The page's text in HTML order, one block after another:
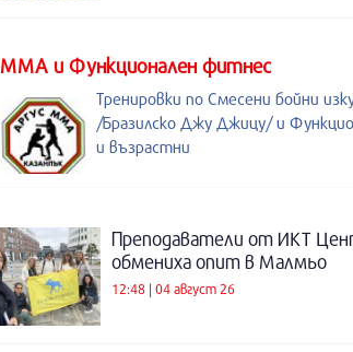
ММА и Функционален фитнес
Тренировки по Смесени бойни
/Бразилско Джу Джицу/ и
и възрастни
Преподаватели от ИКТ
обмениха опит в Малмьо
12:48 | 04 август 26